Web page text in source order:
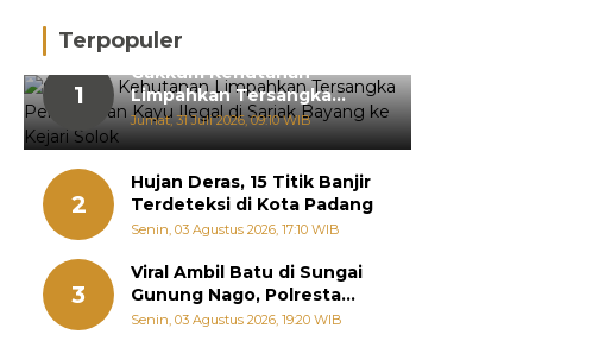
Terpopuler
1
Gakkum Kehutanan
Limpahkan Tersangka
Pemanenan Kayu Ilegal di
Sariak Bayang ke Kejari
Jumat, 31 Juli 2026, 09:10 WIB
2
Hujan Deras, 15 Titik Banjir
Terdeteksi di Kota Padang
Senin, 03 Agustus 2026, 17:10 WIB
3
Viral Ambil Batu di Sungai
Gunung Nago, Polresta
Padang Ungkap Fakta
Senin, 03 Agustus 2026, 19:20 WIB